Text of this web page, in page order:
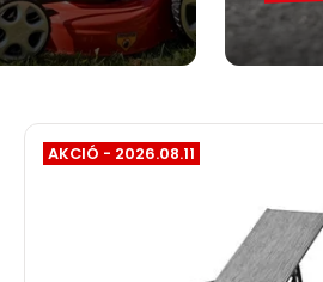
AKCIÓ - 2026.08.11